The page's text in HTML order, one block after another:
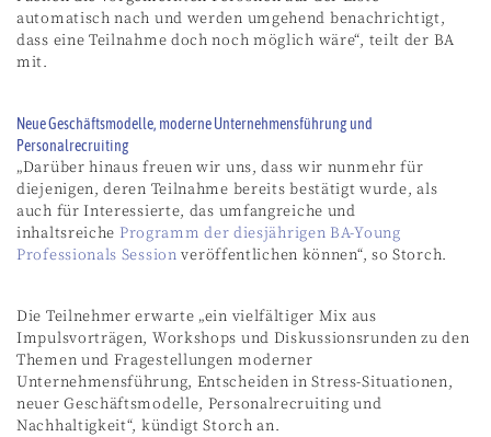
automatisch nach und werden umgehend benachrichtigt,
dass eine Teilnahme doch noch möglich wäre“, teilt der BA
mit.
Neue Geschäftsmodelle, moderne Unternehmensführung und
Personalrecruiting
„Darüber hinaus freuen wir uns, dass wir nunmehr für
diejenigen, deren Teilnahme bereits bestätigt wurde, als
auch für Interessierte, das umfangreiche und
inhaltsreiche Programm der diesjährigen BA-Young
Professionals Session veröffentlichen können“, so Storch.
Die Teilnehmer erwarte „ein vielfältiger Mix aus
Impulsvorträgen, Workshops und Diskussionsrunden zu den
Themen und Fragestellungen moderner
Unternehmensführung, Entscheiden in Stress-Situationen,
neuer Geschäftsmodelle, Personalrecruiting und
Nachhaltigkeit“, kündigt Storch an.